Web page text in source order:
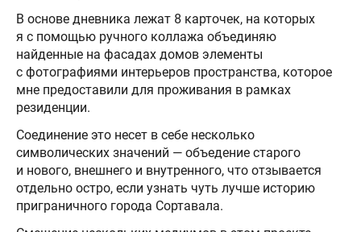
В основе дневника лежат 8 карточек, на которых
я с помощью ручного коллажа объединяю
найденные на фасадах домов элементы
с фотографиями интерьеров пространства, которое
мне предоставили для проживания в рамках
резиденции.
Соединение это несет в себе несколько
символических значений — объедение старого
и нового, внешнего и внутренного, что отзывается
отдельно остро, если узнать чуть лучше историю
приграничного города Сортавала.